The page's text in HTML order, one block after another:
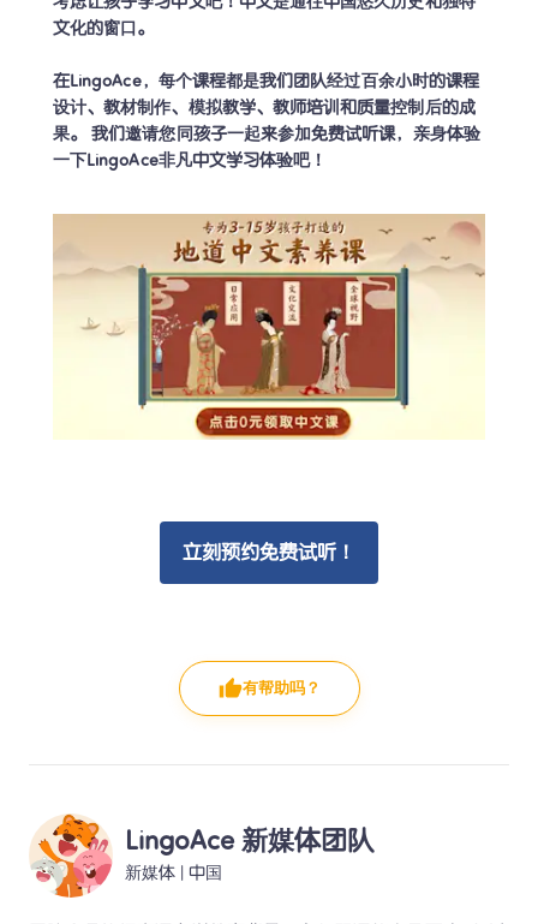
文化的窗口。
在LingoAce，每个课程都是我们团队经过百余小时的课程
设计、教材制作、模拟教学、教师培训和质量控制后的成
果。 我们邀请您同孩子一起来参加免费试听课，亲身体验
一下LingoAce非凡中文学习体验吧！
立刻预约免费试听！
有帮助吗？
LingoAce 新媒体团队
新媒体 中国